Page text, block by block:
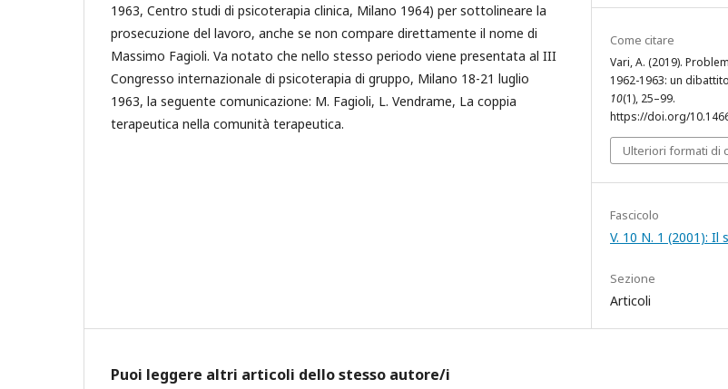
1963, Centro studi di psicoterapia clinica, Milano 1964) per sottolineare la
prosecuzione del lavoro, anche se non compare direttamente il nome di
Massimo Fagioli. Va notato che nello stesso periodo viene presentata al III
Congresso internazionale di psicoterapia di gruppo, Milano 18-21 luglio
1963, la seguente comunicazione: M. Fagioli, L. Vendrame, La coppia
terapeutica nella comunità terapeutica.
Come citare
Vari, A. (2019).
1962-1963: un
10(1), 25–99.
https://doi.org/
Ulteriori formati di
Fascicolo
V. 10 N. 1 (2001): Il
Sezione
Articoli
Puoi leggere altri articoli dello stesso autore/i